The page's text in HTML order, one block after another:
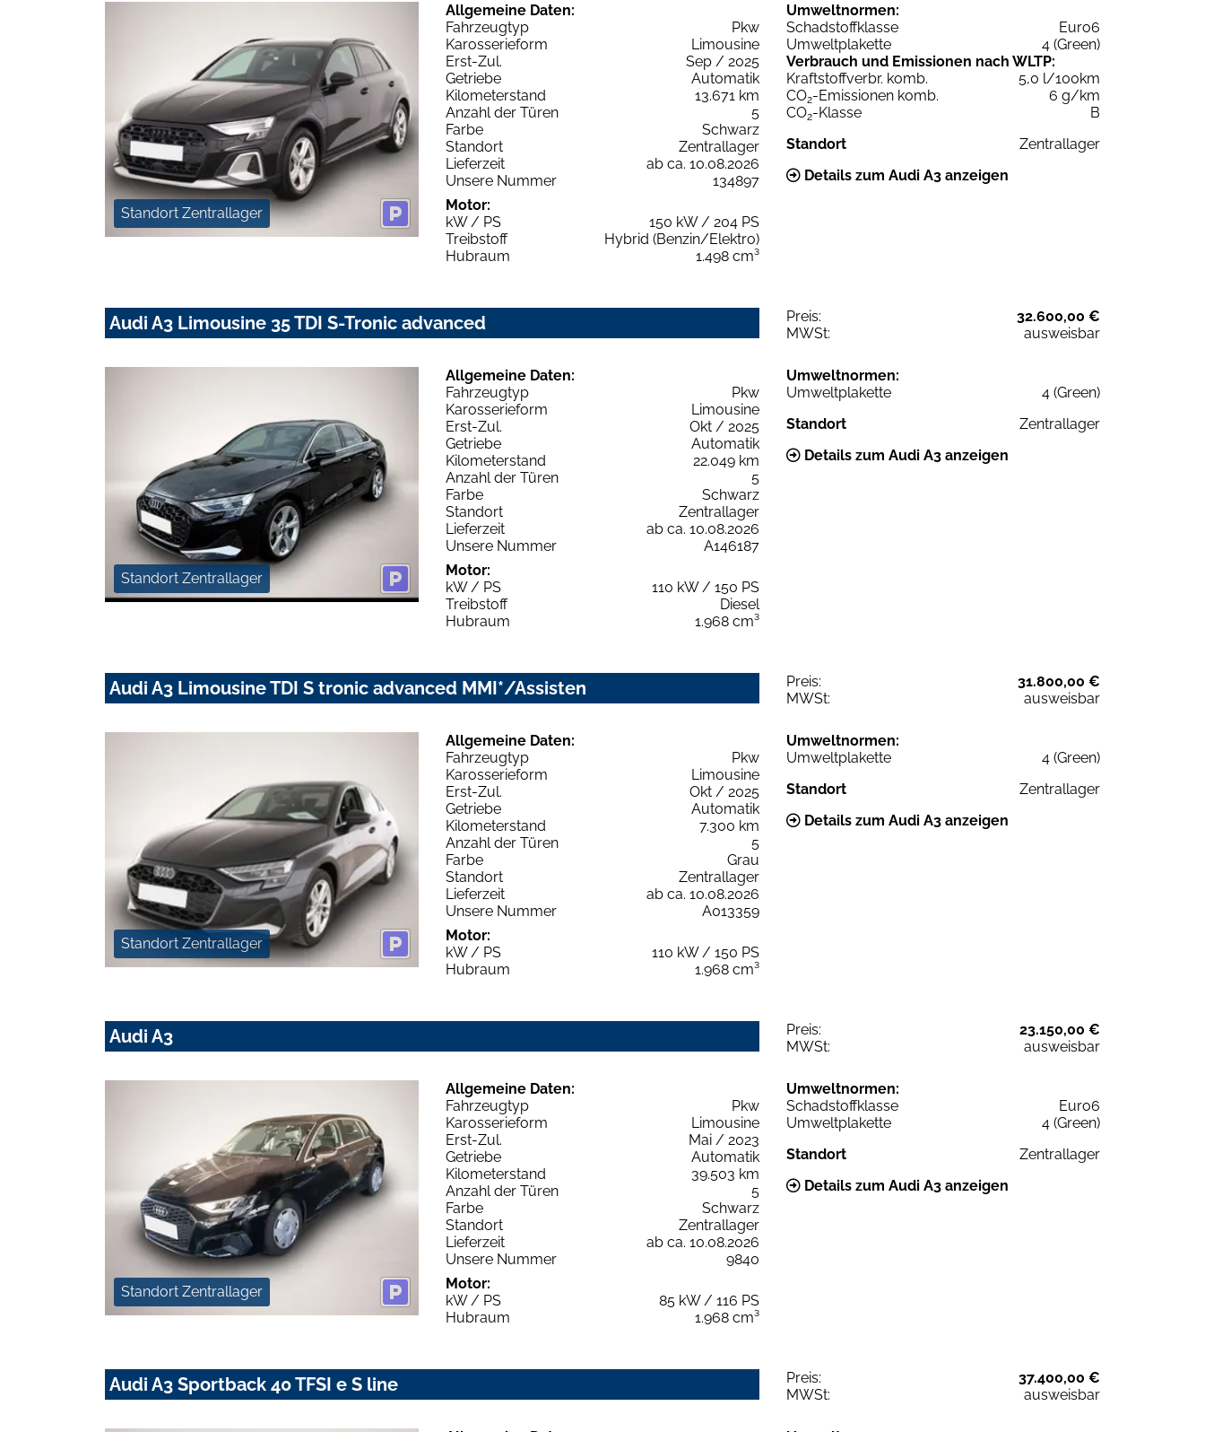
Standort Zentrallager
Allgemeine Daten:
Fahrzeugtyp
Pkw
Karosserieform
Limousine
Erst-Zul.
Sep / 2025
Getriebe
Automatik
Kilometerstand
13.671 km
Anzahl der Türen
5
Farbe
Schwarz
Standort
Zentrallager
Lieferzeit
ab ca. 10.08.2026
Unsere Nummer
134897
Motor:
kW / PS
150 kW / 204 PS
Treibstoff
Hybrid (Benzin/Elektro)
Hubraum
1.498 cm³
Umweltnormen:
Schadstoffklasse
Euro6
Umweltplakette
4 (Green)
Verbrauch und Emissionen nach WLTP:
Kraftstoffverbr. komb.
5,0 l/100km
CO2-Emissionen komb.
6 g/km
CO2-Klasse
B
Standort
Zentrallager
Details zum Audi A3 anzeigen
Audi A3 Limousine 35 TDI S-Tronic advanced Preis:
32.600,00 €
MWSt:
ausweisbar
Standort Zentrallager
Allgemeine Daten:
Fahrzeugtyp
Pkw
Karosserieform
Limousine
Erst-Zul.
Okt / 2025
Getriebe
Automatik
Kilometerstand
22.049 km
Anzahl der Türen
5
Farbe
Schwarz
Standort
Zentrallager
Lieferzeit
ab ca. 10.08.2026
Unsere Nummer
A146187
Motor:
kW / PS
110 kW / 150 PS
Treibstoff
Diesel
Hubraum
1.968 cm³
Umweltnormen:
Umweltplakette
4 (Green)
Standort
Zentrallager
Details zum Audi A3 anzeigen
Audi A3 Limousine TDI S tronic advanced MMI*/Assisten Preis:
31.800,00 €
MWSt:
ausweisbar
Standort Zentrallager
Allgemeine Daten:
Fahrzeugtyp
Pkw
Karosserieform
Limousine
Erst-Zul.
Okt / 2025
Getriebe
Automatik
Kilometerstand
7.300 km
Anzahl der Türen
5
Farbe
Grau
Standort
Zentrallager
Lieferzeit
ab ca. 10.08.2026
Unsere Nummer
A013359
Motor:
kW / PS
110 kW / 150 PS
Hubraum
1.968 cm³
Umweltnormen:
Umweltplakette
4 (Green)
Standort
Zentrallager
Details zum Audi A3 anzeigen
Audi A3 Preis:
23.150,00 €
MWSt:
ausweisbar
Standort Zentrallager
Allgemeine Daten:
Fahrzeugtyp
Pkw
Karosserieform
Limousine
Erst-Zul.
Mai / 2023
Getriebe
Automatik
Kilometerstand
39.503 km
Anzahl der Türen
5
Farbe
Schwarz
Standort
Zentrallager
Lieferzeit
ab ca. 10.08.2026
Unsere Nummer
9840
Motor:
kW / PS
85 kW / 116 PS
Hubraum
1.968 cm³
Umweltnormen:
Schadstoffklasse
Euro6
Umweltplakette
4 (Green)
Standort
Zentrallager
Details zum Audi A3 anzeigen
Audi A3 Sportback 40 TFSI e S line Preis:
37.400,00 €
MWSt:
ausweisbar